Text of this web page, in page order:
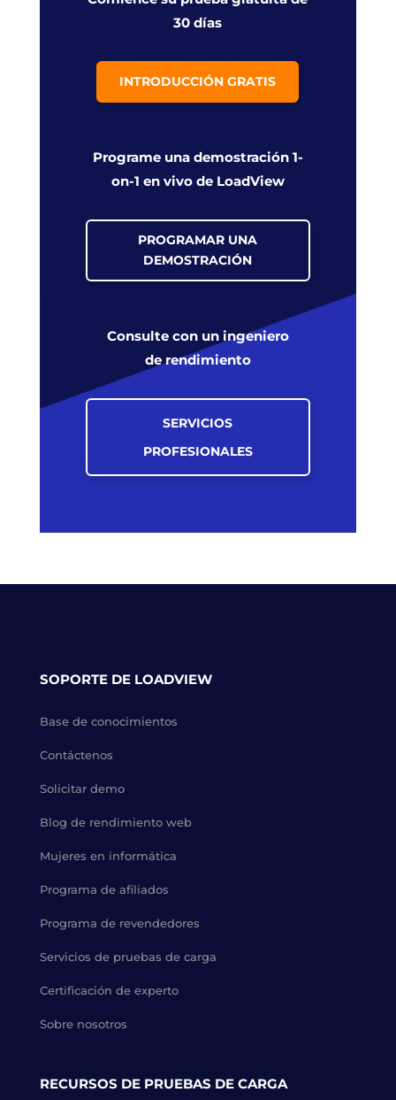
30 días
INTRODUCCIÓN GRATIS
Programe una demostración 1-
on-1 en vivo de LoadView
PROGRAMAR UNA
DEMOSTRACIÓN
Consulte con un ingeniero
de rendimiento
SERVICIOS
PROFESIONALES
SOPORTE DE LOADVIEW
Base de conocimientos
Contáctenos
Solicitar demo
Blog de rendimiento web
Mujeres en informática
Programa de afiliados
Programa de revendedores
Servicios de pruebas de carga
Certificación de experto
Sobre nosotros
RECURSOS DE PRUEBAS DE CARGA